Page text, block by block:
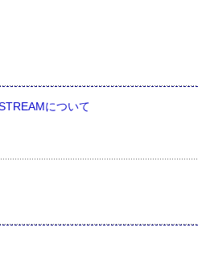
について